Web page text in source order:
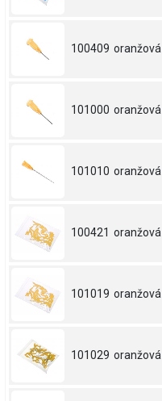
100409 oranžová
101000 oranžová
101010 oranžová
100421 oranžová
101019 oranžová
101029 oranžová